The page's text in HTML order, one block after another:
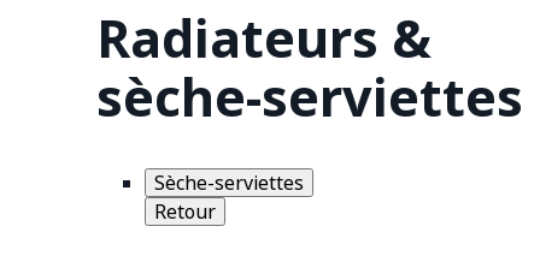
Radiateurs &
sèche-serviettes
Sèche-serviettes
Retour